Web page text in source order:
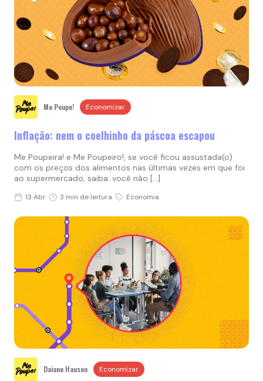
Me Poupe! Economizar
Inflação: nem o coelhinho da páscoa escapou
Me Poupeira! e Me Poupeiro!, se você ficou assustada(o)
com os preços dos alimentos nas últimas vezes em que foi
ao supermercado, saiba: você não […]
13 Abr 3 min de leitura Economia
Daiane Hausen Economizar